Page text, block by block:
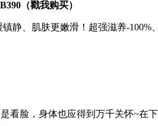
（戳我购买）
静、肌肤更嫩滑！超强滋养-100%
看脸，身体也应得到万千关怀~在